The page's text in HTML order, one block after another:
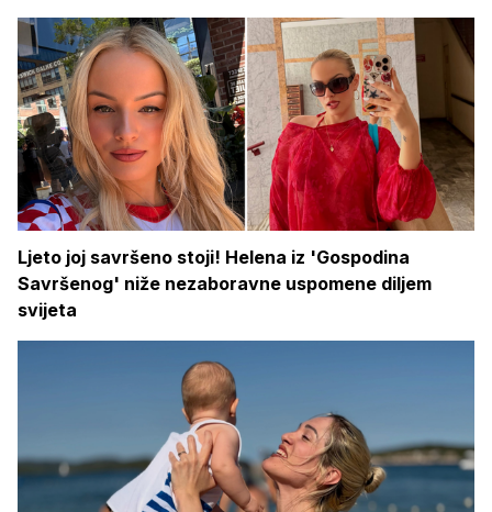
Ljeto joj savršeno stoji! Helena iz 'Gospodina
Savršenog' niže nezaboravne uspomene diljem
svijeta